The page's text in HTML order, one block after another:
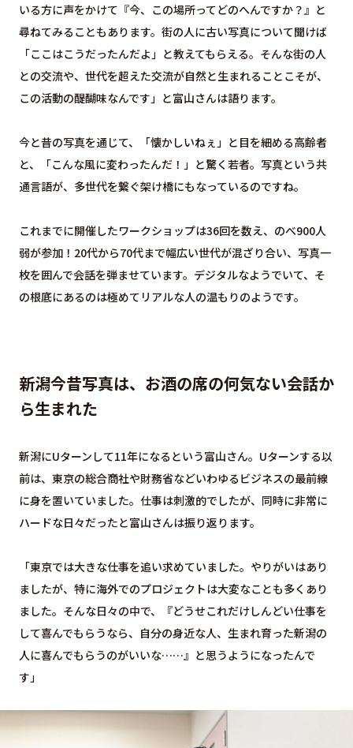
いる方に声をかけて『今、この場所ってどのへんですか？』と
尋ねてみることもあります。街の人に古い写真について聞けば
「ここはこうだったんだよ」と教えてもらえる。そんな街の人
との交流や、世代を超えた交流が自然と生まれることこそが、
この活動の醍醐味なんです」と富山さんは語ります。
今と昔の写真を通じて、「懐かしいねぇ」と目を細める高齢者
と、「こんな風に変わったんだ！」と驚く若者。写真という共
通言語が、多世代を繋ぐ架け橋にもなっているのですね。
これまでに開催したワークショップは36回を数え、のべ900人
弱が参加！20代から70代まで幅広い世代が混ざり合い、写真一
枚を囲んで会話を弾ませています。デジタルなようでいて、そ
の根底にあるのは極めてリアルな人の温もりのようです。
新潟今昔写真は、お酒の席の何気ない会話か
ら生まれた
新潟にUターンして11年になるという富山さん。Uターンする以
前は、東京の総合商社や財務省などいわゆるビジネスの最前線
に身を置いていました。仕事は刺激的でしたが、同時に非常に
ハードな日々だったと富山さんは振り返ります。
「東京では大きな仕事を追い求めていました。やりがいはあり
ましたが、特に海外でのプロジェクトは大変なことも多くあり
ました。そんな日々の中で、『どうせこれだけしんどい仕事を
して喜んでもらうなら、自分の身近な人、生まれ育った新潟の
人に喜んでもらうのがいいな……』と思うようになったんで
す」